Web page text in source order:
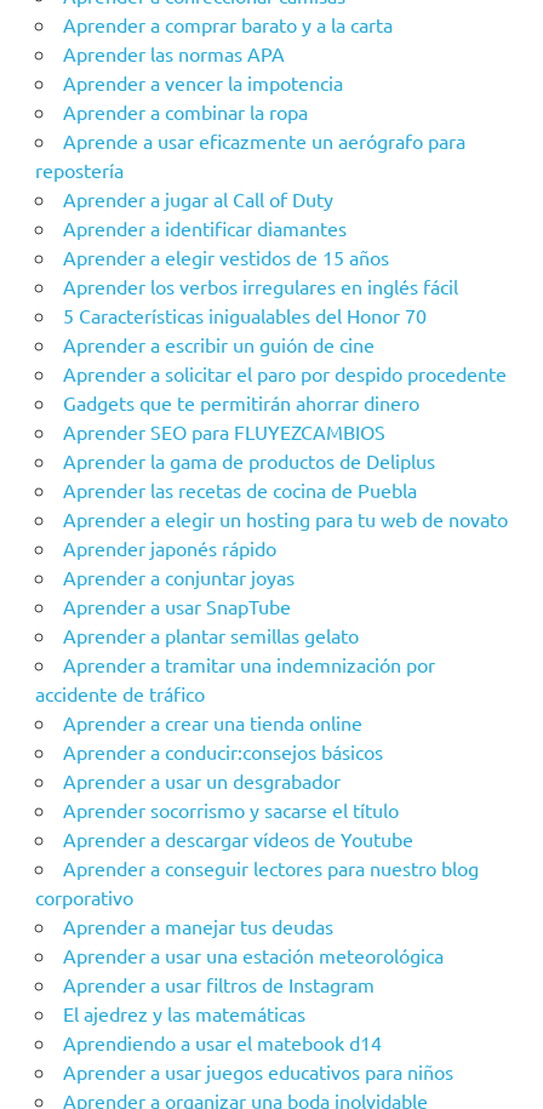
Aprender a comprar barato y a la carta
Aprender las normas APA
Aprender a vencer la impotencia
Aprender a combinar la ropa
Aprende a usar eficazmente un aerógrafo para
repostería
Aprender a jugar al Call of Duty
Aprender a identificar diamantes
Aprender a elegir vestidos de 15 años
Aprender los verbos irregulares en inglés fácil
5 Características inigualables del Honor 70
Aprender a escribir un guión de cine
Aprender a solicitar el paro por despido procedente
Gadgets que te permitirán ahorrar dinero
Aprender SEO para FLUYEZCAMBIOS
Aprender la gama de productos de Deliplus
Aprender las recetas de cocina de Puebla
Aprender a elegir un hosting para tu web de novato
Aprender japonés rápido
Aprender a conjuntar joyas
Aprender a usar SnapTube
Aprender a plantar semillas gelato
Aprender a tramitar una indemnización por
accidente de tráfico
Aprender a crear una tienda online
Aprender a conducir:consejos básicos
Aprender a usar un desgrabador
Aprender socorrismo y sacarse el título
Aprender a descargar vídeos de Youtube
Aprender a conseguir lectores para nuestro blog
corporativo
Aprender a manejar tus deudas
Aprender a usar una estación meteorológica
Aprender a usar filtros de Instagram
El ajedrez y las matemáticas
Aprendiendo a usar el matebook d14
Aprender a usar juegos educativos para niños
Aprender a organizar una boda inolvidable